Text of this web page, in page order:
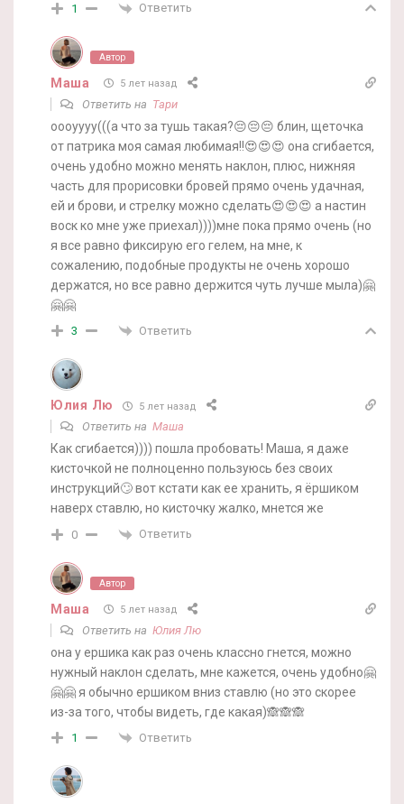
1 Ответить
Автор
Маша 5 лет назад
Ответить на Тари
оооуууу(((а что за тушь такая?😔😔😔 блин, щеточка
от патрика моя самая любимая!!😍😍😍 она сгибается,
очень удобно можно менять наклон, плюс, нижняя
часть для прорисовки бровей прямо очень удачная,
ей и брови, и стрелку можно сделать😍😍😍 а настин
воск ко мне уже приехал))))мне пока прямо очень (но
я все равно фиксирую его гелем, на мне, к
сожалению, подобные продукты не очень хорошо
держатся, но все равно держится чуть лучше мыла)🤗
🤗🤗
3 Ответить
Юлия Лю 5 лет назад
Ответить на Маша
Как сгибается)))) пошла пробовать! Маша, я даже
кисточкой не полноценно пользуюсь без своих
инструкций🙄 вот кстати как ее хранить, я ёршиком
наверх ставлю, но кисточку жалко, мнется же
0 Ответить
Автор
Маша 5 лет назад
Ответить на Юлия Лю
она у ершика как раз очень классно гнется, можно
нужный наклон сделать, мне кажется, очень удобно🤗
🤗🤗 я обычно ершиком вниз ставлю (но это скорее
из-за того, чтобы видеть, где какая)🙈🙈🙈
1 Ответить